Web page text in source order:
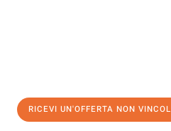
RICEVI UN'OFFERTA NON